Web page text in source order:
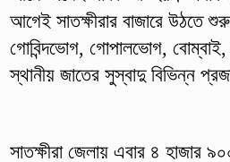
আগেই সাতক্ষীরার বাজারে উঠতে
গোবিন্দভোগ, গোপালভোগ, বোম্বাই,
স্থানীয় জাতের সুস্বাদু বিভিন্ন
সাতক্ষীরা জেলায় এবার ৪ হাজার